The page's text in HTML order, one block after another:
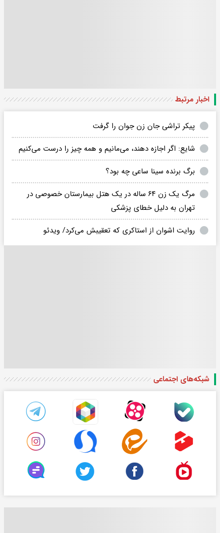
اخبار مرتبط
پیکر تراشی جان زن جوان را گرفت
شایع: اگر اجازه دهند، می‌مانیم و همه چیز را درست می‌کنیم
برگ برنده سینا ساعی چه بود؟
مرگ یک زن ۶۴ ساله در یک هتل بیمارستان خصوصی در
تهران به دلیل خطای پزشکی
روایت اشوان از استاکری که تعقیبش می‌کرد/ ویدئو
شبکه‌های اجتماعی